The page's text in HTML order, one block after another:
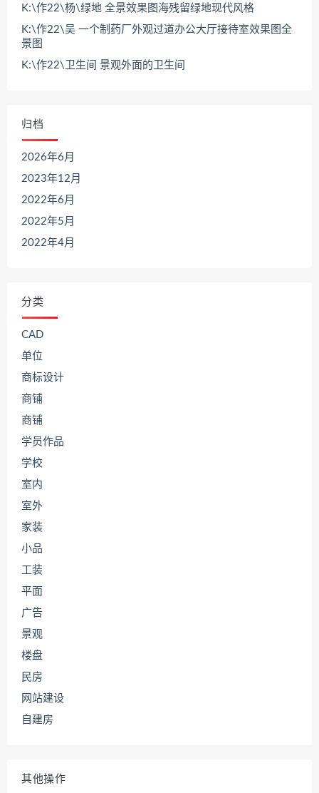
K:\作22\杨\绿地 全景效果图海残留绿地现代风格
K:\作22\吴 一个制药厂外观过道办公大厅接待室效果图全
景图
K:\作22\卫生间 景观外面的卫生间
归档
2026年6月
2023年12月
2022年6月
2022年5月
2022年4月
分类
CAD
单位
商标设计
商铺
商铺
学员作品
学校
室内
室外
家装
小品
工装
平面
广告
景观
楼盘
民房
网站建设
自建房
其他操作